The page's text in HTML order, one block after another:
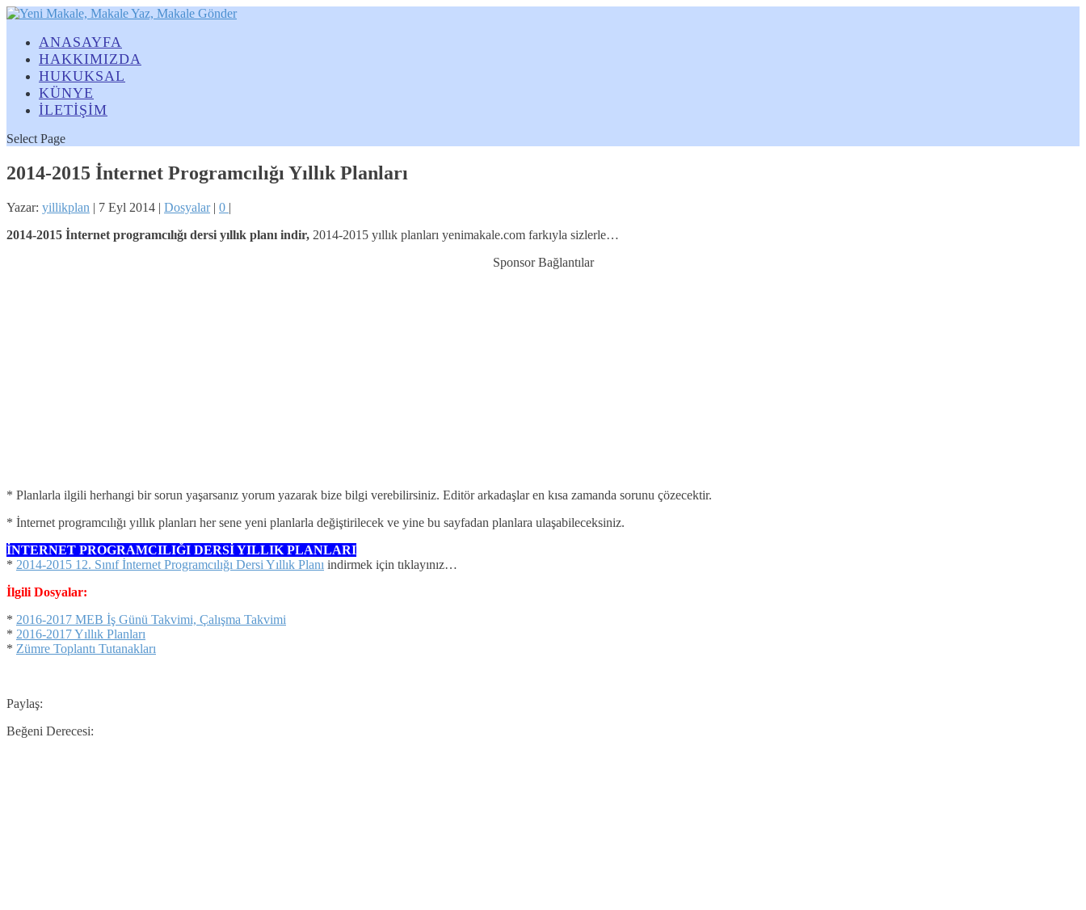
ANASAYFA
HAKKIMIZDA
HUKUKSAL
KÜNYE
İLETİŞİM
Select Page
2014-2015 İnternet Programcılığı Yıllık Planları
Yazar: yillikplan | 7 Eyl 2014 | Dosyalar| 0 |
2014-2015 İnternet programcılığı dersi yıllık planı indir, 2014-2015 yıllık planları yenimakale.com farkıyla sizlerle…
Sponsor Bağlantılar
* Planlarla ilgili herhangi bir sorun yaşarsanız yorum yazarak bize bilgi verebilirsiniz. Editör arkadaşlar en kısa zamanda sorunu çözecektir.
* İnternet programcılığı yıllık planları her sene yeni planlarla değiştirilecek ve yine bu sayfadan planlara ulaşabileceksiniz.
İNTERNET PROGRAMCILIĞI DERSİ YILLIK PLANLARI
* 2014-2015 12. Sınıf İnternet Programcılığı Dersi Yıllık Planı indirmek için tıklayınız…
İlgili Dosyalar:
* 2016-2017 MEB İş Günü Takvimi, Çalışma Takvimi
* 2016-2017 Yıllık Planları
* Zümre Toplantı Tutanakları
Paylaş:
Beğeni Derecesi: